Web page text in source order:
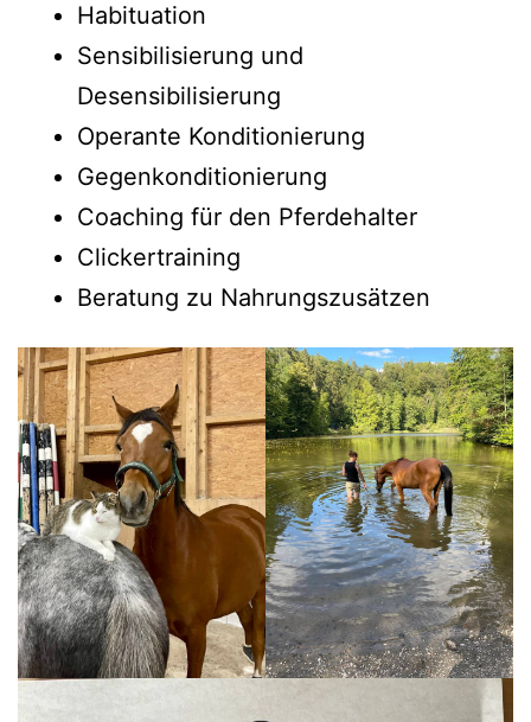
Habituation
Sensibilisierung und
Desensibilisierung
Operante Konditionierung
Gegenkonditionierung
Coaching für den Pferdehalter
Clickertraining
Beratung zu Nahrungszusätzen